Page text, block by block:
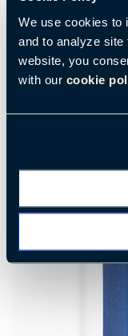
We use cookies to
and to analyze
website, you
with our cookie
Site de fabrication